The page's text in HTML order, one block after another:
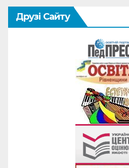
Друзі Сайту